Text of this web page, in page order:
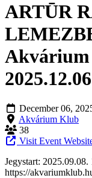
ARTŪR
December 06,
Akvárium Klub
38
Visit Event
Jegystart: 2025.09.08.
https://